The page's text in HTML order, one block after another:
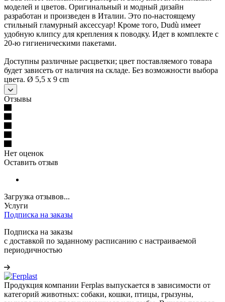
моделей и цветов. Оригинальный и модный дизайн
разработан и произведен в Италии. Это по-настоящему
стильный гламурный аксессуар! Кроме того, Dudù имеет
удобную клипсу для крепления к поводку. Идет в комплекте с
20-ю гигиеническими пакетами.
Доступны различные расцветки; цвет поставляемого товара
будет зависеть от наличия на складе. Без возможности выбора
цвета. Ø 5,5 x 9 cm
Отзывы
Нет оценок
Оставить отзыв
Загрузка отзывов...
Услуги
Подписка на заказы
Подписка на заказы
с доставкой по заданному расписанию с настраиваемой
периодичностью
Продукция компании Ferplas выпускается в зависимости от
категорий животных: собаки, кошки, птицы, грызуны,